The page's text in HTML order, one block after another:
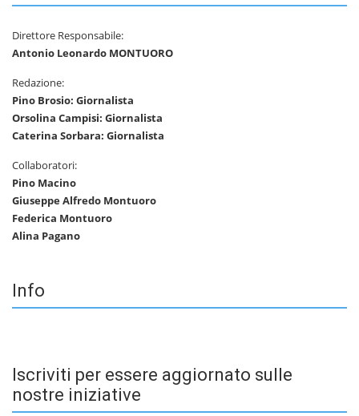
Direttore Responsabile:
Antonio Leonardo MONTUORO
Redazione:
Pino Brosio: Giornalista
Orsolina Campisi: Giornalista
Caterina Sorbara: Giornalista
Collaboratori:
Pino Macino
Giuseppe Alfredo Montuoro
Federica Montuoro
Alina Pagano
Info
Iscriviti per essere aggiornato sulle
nostre iniziative